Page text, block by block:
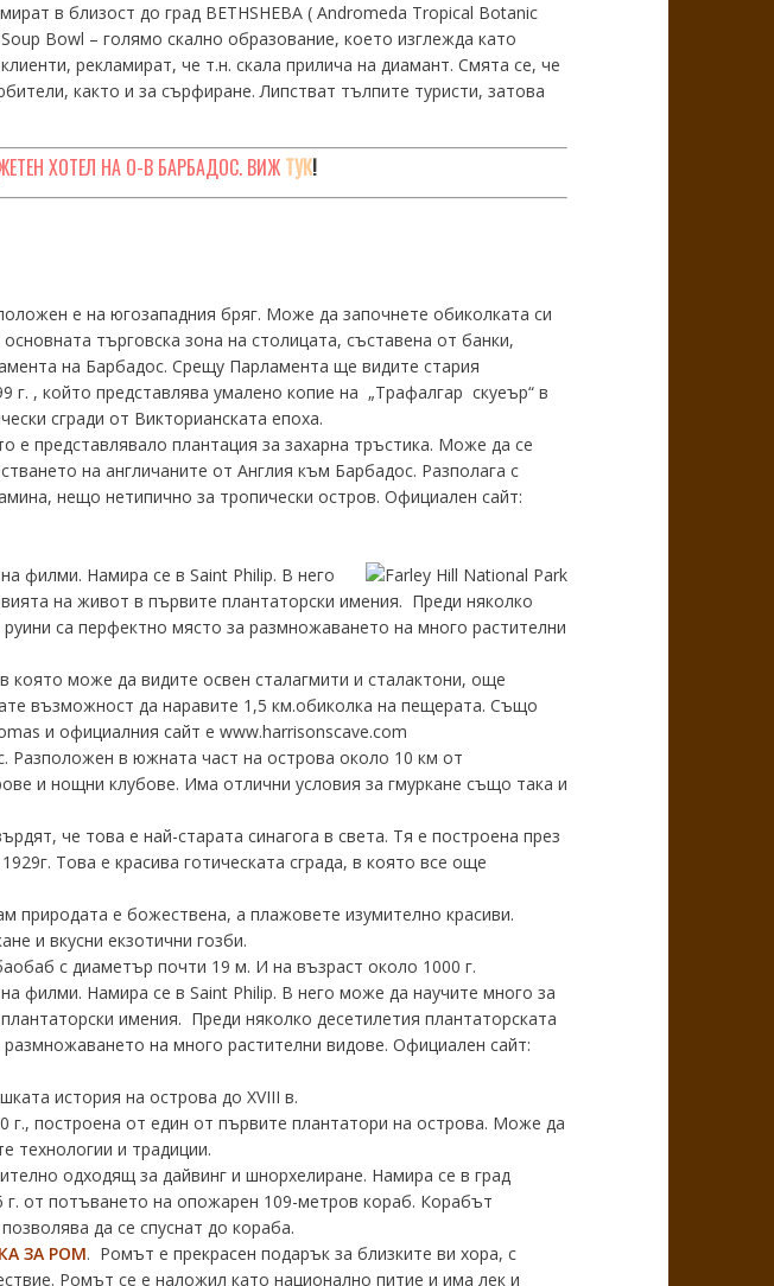
в близост до град BETHSHEBA ( Andromeda Tropical Botanic
Bowl – голямо скално образование, което изглежда като
рекламират, че т.н. скала прилича на диамант. Смята се, че
както и за сърфиране. Липстват тълпите туристи, затова
ХОТЕЛ НА О-В БАРБАДОС. ВИЖ ТУК!
е на югозападния бряг. Може да започнете обиколката си
търговска зона на столицата, съставена от банки,
на Барбадос. Срещу Парламента ще видите стария
, който представлява умалено копие на „Трафалгар скуеър“ в
сгради от Викторианската епоха.
е представлявало плантация за захарна тръстика. Може да се
на англичаните от Англия към Барбадос. Разполага с
нещо нетипично за тропически остров. Официален сайт:
филми. Намира се в Saint Philip. В него
на живот в първите плантаторски имения. Преди няколко
са перфектно място за размножаването на много растителни
която може да видите освен сталагмити и сталактони, още
възможност да наравите 1,5 км.обиколка на пещерата. Също
и официалния сайт е www.harrisonscave.com
. Разположен в южната част на острова около 10 км от
и нощни клубове. Има отлични условия за гмуркане също така и
че това е най-старата синагога в света. Тя е построена през
Това е красива готическата сграда, в която все още
природата е божествена, а плажовете изумително красиви.
и вкусни екзотични гозби.
с диаметър почти 19 м. И на възраст около 1000 г.
филми. Намира се в Saint Philip. В него може да научите много за
имения. Преди няколко десетилетия плантаторската
на много растителни видове. Официален сайт:
история на острова до XVIII в.
г., построена от един от първите плантатори на острова. Може да
технологии и традиции.
одходящ за дайвинг и шнорхелиране. Намира се в град
от потъването на опожарен 109-метров кораб. Корабът
да се спуснат до кораба.
ЗА РОМ. Ромът е прекрасен подарък за близките ви хора, с
Ромът се е наложил като национално питие и има лек и